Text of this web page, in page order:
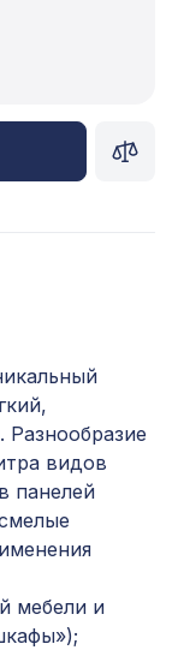
1653 ₽
Разнообразие
видов
панелей
мебели и